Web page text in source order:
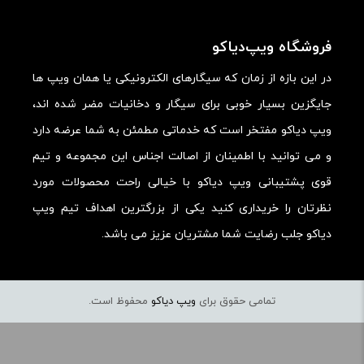
فروشگاه ویپ‌دیاکو
در این بازه از زمان که سیگارهای الکترونیکی یا همان ویپ ها
جایگزین بسیار خوبی برای سیگار و دخانیات مضر شده اند،
ویپ دیاکو مفتخر است که خدماتی مطمئن به شما عرضه دارد
و می توانید با اطمینان از اصالت اجناس این مجموعه و تیم
قوی پشتیبانی ویپ دیاکو با خیالی راحت محصولات مورد
نظرتان را خریداری کنید یکی از بزرگترین اهداف تیم ویپ
دیاکو جلب رضایت شما مشتریان عزیز می باشد.
تمامی حقوق برای ویپ دیاکو محفوظ است.